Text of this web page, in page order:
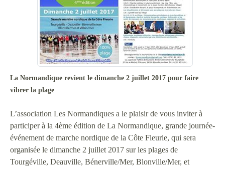
La Normandique revient le dimanche 2 juillet 2017 pour faire
vibrer la plage
L’association Les Normandiques a le plaisir de vous inviter à
participer à la 4ème édition de La Normandique, grande journée-
événement de marche nordique de la Côte Fleurie, qui sera
organisée le dimanche 2 juillet 2017 sur les plages de
Tourgéville, Deauville, Bénerville/Mer, Blonville/Mer, et